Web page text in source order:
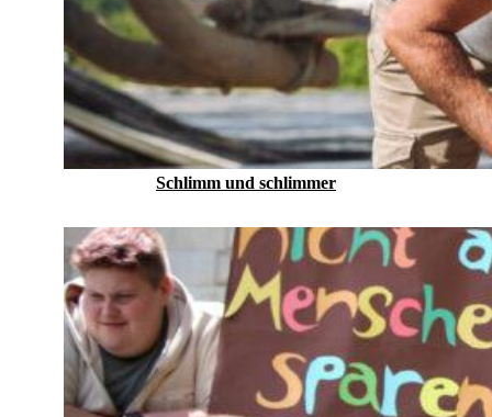
Schlimm und schlimmer